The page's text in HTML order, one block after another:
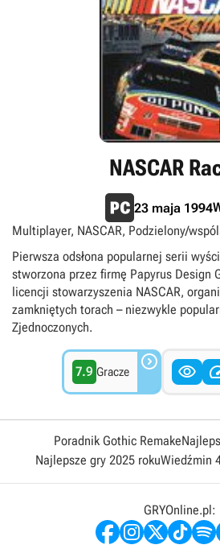
NASCAR
23 maja 1994
Multiplayer, NASCAR, Podzielony/
Samochodowe, Singleplayer
Pierwsza odsłona popularnej serii
stworzona przez firmę Papyrus Design
licencji stowarzyszenia NASCAR,
zamkniętych torach – niezwykle
Zjednoczonych.
7.9 Gracze  
Poradnik Gothic Remake
Najlepsze gry 2025 rokuWiedźmin
GRYOnline.pl: